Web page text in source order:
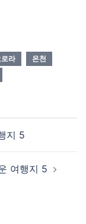
로라
온천
지 5
여행지 5